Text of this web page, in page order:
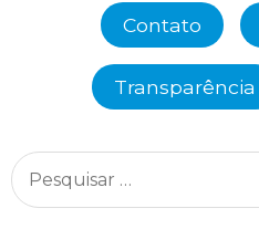
Contato
Transparência
Pesquisar
por: